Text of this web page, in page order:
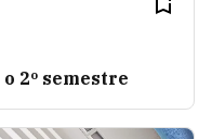
2º semestre